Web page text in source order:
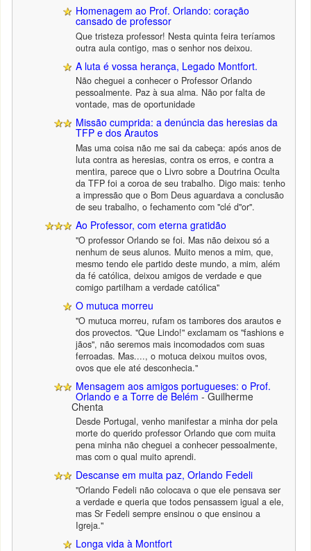
Homenagem ao Prof. Orlando: coração
cansado de professor
Que tristeza professor! Nesta quinta feira teríamos
outra aula contigo, mas o senhor nos deixou.
A luta é vossa herança, Legado Montfort.
Não cheguei a conhecer o Professor Orlando
pessoalmente. Paz à sua alma. Não por falta de
vontade, mas de oportunidade
Missão cumprida: a denúncia das heresias da
TFP e dos Arautos
Mas uma coisa não me sai da cabeça: após anos de
luta contra as heresias, contra os erros, e contra a
mentira, parece que o Livro sobre a Doutrina Oculta
da TFP foi a coroa de seu trabalho. Digo mais: tenho
a impressão que o Bom Deus aguardava a conclusão
de seu trabalho, o fechamento com "clé d"or".
Ao Professor, com eterna gratidão
"O professor Orlando se foi. Mas não deixou só a
nenhum de seus alunos. Muito menos a mim, que,
mesmo tendo ele partido deste mundo, a mim, além
da fé católica, deixou amigos de verdade e que
comigo partilham a verdade católica"
O mutuca morreu
"O mutuca morreu, rufam os tambores dos arautos e
dos provectos. "Que Lindo!" exclamam os "fashions e
jãos", não seremos mais incomodados com suas
ferroadas. Mas...., o motuca deixou muitos ovos,
ovos que ele até desconhecia."
Mensagem aos amigos portugueses: o Prof.
Orlando e a Torre de Belém - Guilherme
Chenta
Desde Portugal, venho manifestar a minha dor pela
morte do querido professor Orlando que com muita
pena minha não cheguei a conhecer pessoalmente,
mas com o qual muito aprendi.
Descanse em muita paz, Orlando Fedeli
"Orlando Fedeli não colocava o que ele pensava ser
a verdade e queria que todos pensassem igual a ele,
mas Sr Fedeli sempre ensinou o que ensinou a
Igreja."
Longa vida à Montfort